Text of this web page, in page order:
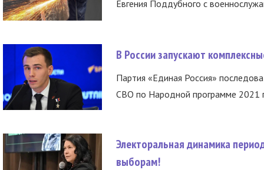
Евгения Поддубного с
В России запускают
Партия «Единая Россия»
СВО по Народной программе 2021
Электоральная динамика
выборам!